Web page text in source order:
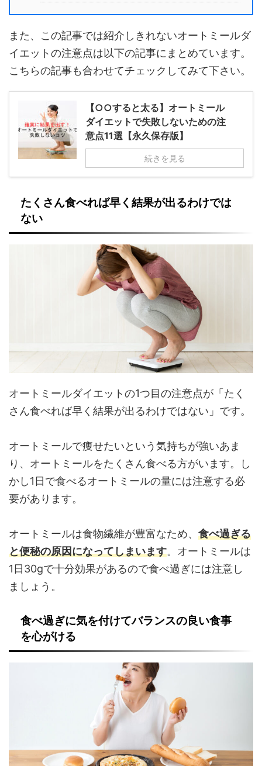
また、この記事では紹介しきれないオートミールダ
イエットの注意点は以下の記事にまとめています。
こちらの記事も合わせてチェックしてみて下さい。
【○○すると太る】オートミール
ダイエットで失敗しないための注
意点11選【永久保存版】
続きを見る
たくさん食べれば早く結果が出るわけでは
ない
オートミールダイエットの1つ目の注意点が「たく
さん食べれば早く結果が出るわけではない」です。
オートミールで痩せたいという気持ちが強いあま
り、オートミールをたくさん食べる方がいます。し
かし1日で食べるオートミールの量には注意する必
要があります。
オートミールは食物繊維が豊富なため、 食べ過ぎる
と便秘の原因になってしまいます。オートミールは
1日30gで十分効果があるので食べ過ぎには注意し
ましょう。
食べ過ぎに気を付けてバランスの良い食事
を心がける